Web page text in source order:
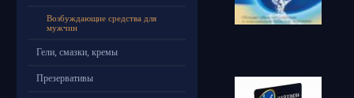
Возбуждающие средства для
мужчин
Гели, смазки, кремы
Презервативы